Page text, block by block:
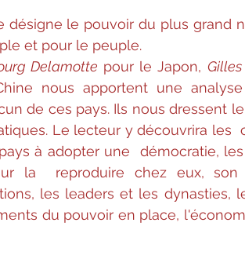
désigne le pouvoir du plus grand
et pour le peuple.
Delamotte pour le Japon,
nous apportent une
de ces pays. Ils nous dressent
Le lecteur y découvrira les
à adopter une  démocratie,
la  reproduire chez eux, son
les leaders et les dynasties,
du pouvoir en place,